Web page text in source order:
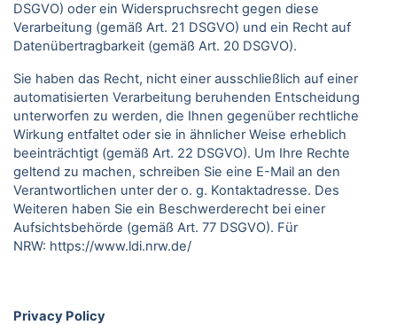
DSGVO) oder ein Widerspruchsrecht gegen diese
Verarbeitung (gemäß Art. 21 DSGVO) und ein Recht auf
Datenübertragbarkeit (gemäß Art. 20 DSGVO).
Sie haben das Recht, nicht einer ausschließlich auf einer
automatisierten Verarbeitung beruhenden Entscheidung
unterworfen zu werden, die Ihnen gegenüber rechtliche
Wirkung entfaltet oder sie in ähnlicher Weise erheblich
beeinträchtigt (gemäß Art. 22 DSGVO). Um Ihre Rechte
geltend zu machen, schreiben Sie eine E-Mail an den
Verantwortlichen unter der o. g. Kontaktadresse. Des
Weiteren haben Sie ein Beschwerderecht bei einer
Aufsichtsbehörde (gemäß Art. 77 DSGVO). Für
NRW: https://www.ldi.nrw.de/
Privacy Policy